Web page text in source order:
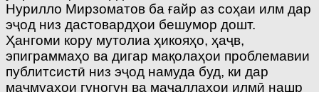
Нурилло Мирзоматов ба ғайр аз соҳаи илм дар
эҷод низ дастовардҳои бешумор дошт.
Ҳангоми кору мутолиа ҳикояҳо, ҳаҷв,
эпиграммаҳо ва дигар мақолаҳои проблемавии
публитсистӣ низ эҷод намуда буд, ки дар
маҷмуаҳои гуногун ва маҷаллаҳои илмӣ нашр